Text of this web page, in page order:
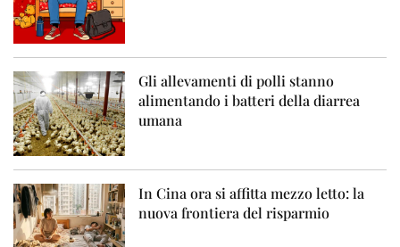
Gli allevamenti di polli stanno
alimentando i batteri della diarrea
umana
In Cina ora si affitta mezzo letto: la
nuova frontiera del risparmio